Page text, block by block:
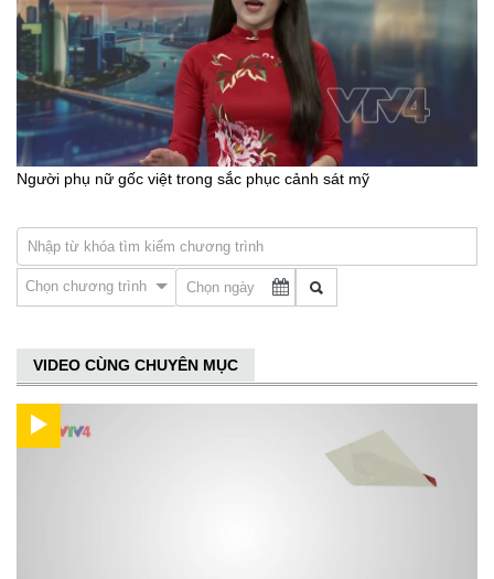
Người phụ nữ gốc việt trong sắc phục cảnh sát mỹ
Chọn chương trình
VIDEO CÙNG CHUYÊN MỤC